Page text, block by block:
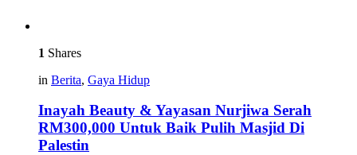
1 Shares
in Berita, Gaya Hidup
Inayah Beauty & Yayasan Nurjiwa Serah
RM300,000 Untuk Baik Pulih Masjid Di
Palestin